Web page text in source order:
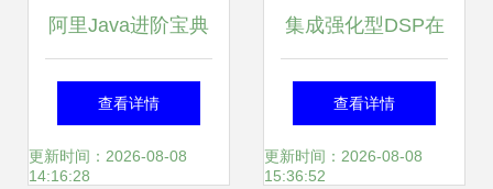
阿里Java进阶宝典
解锁涨薪秘籍，成
就技术巅峰
查看详情
更新时间：2026-08-08
14:16:28
集成强化型DSP在
ADC/DAC IC中的
革新 赋能宽带多通
查看详情
更新时间：2026-08-08
15:36:52